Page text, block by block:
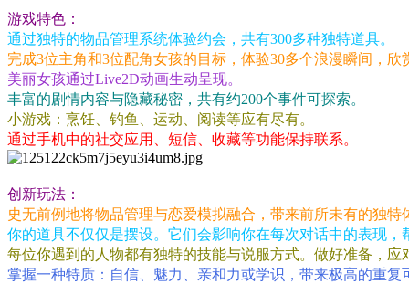
游戏特色：
通过独特的物品管理系统体验约会，共有300多种独特道具。
完成3位主角和3位配角女孩的目标，体验30多个浪漫瞬间，欣
美丽女孩通过Live2D动画生动呈现。
丰富的剧情内容与隐藏秘密，共有约200个事件可探索。
小游戏：烹饪、钓鱼、运动、阅读等应有尽有。
通过手机中的社交应用、短信、收藏等功能保持联系。
创新玩法：
史无前例地将物品管理与恋爱模拟融合，带来前所未有的独特
你的道具不仅仅是摆设。它们会影响你在每次对话中的表现
每位你遇到的人物都有独特的技能与说服方式。做好准备，应
掌握一种特质：自信、魅力、亲和力或学识，带来极高的重